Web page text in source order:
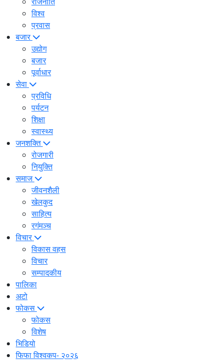
विश्व
प्रवास
बजार
उद्योग
बजार
पूर्वाधार
सेवा
प्रविधि
पर्यटन
शिक्षा
स्वास्थ्य
जनशक्ति
रोजगारी
नियुक्ति
समाज
जीवनशैली
खेलकुद
साहित्य
रगंमञ्च
विचार
विकास वहस
विचार
सम्पादकीय
पालिका
अटो
फोकस
फोकस
विशेष
भिडियो
फिफा विश्वकप- २०२६